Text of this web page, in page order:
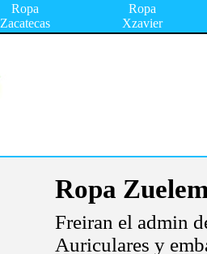
Ropa
Zacatecas
Ropa
Xzavier
Ropa
Freiran el admin
Auriculares y